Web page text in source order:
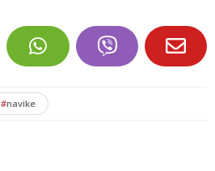
#navike